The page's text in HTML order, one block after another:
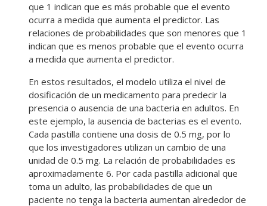
que 1 indican que es más probable que el evento
ocurra a medida que aumenta el predictor. Las
relaciones de probabilidades que son menores que 1
indican que es menos probable que el evento ocurra
a medida que aumenta el predictor.
En estos resultados, el modelo utiliza el nivel de
dosificación de un medicamento para predecir la
presencia o ausencia de una bacteria en adultos. En
este ejemplo, la ausencia de bacterias es el evento.
Cada pastilla contiene una dosis de 0.5 mg, por lo
que los investigadores utilizan un cambio de una
unidad de 0.5 mg. La relación de probabilidades es
aproximadamente 6. Por cada pastilla adicional que
toma un adulto, las probabilidades de que un
paciente no tenga la bacteria aumentan alrededor de